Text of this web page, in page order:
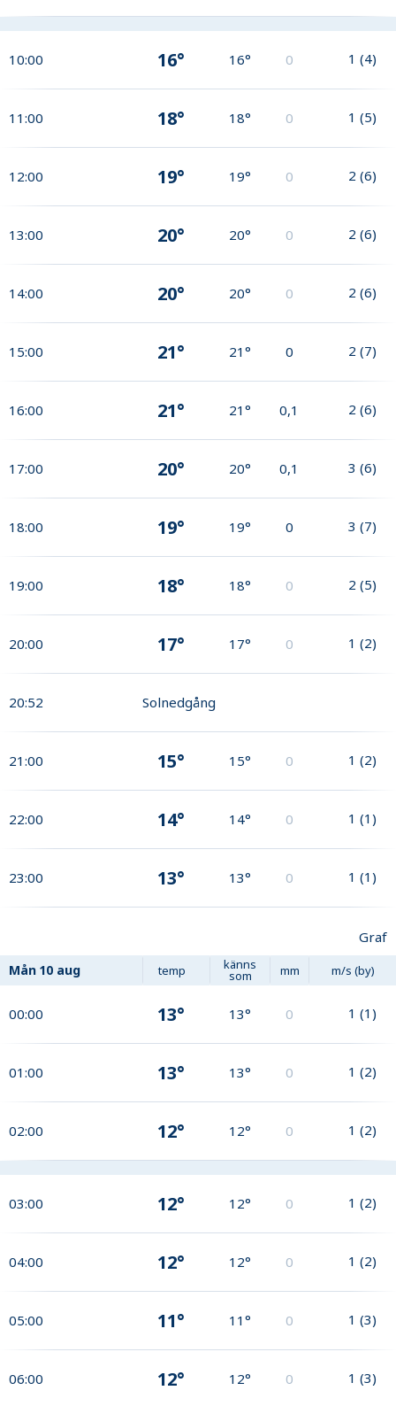
10:00 16° 16° 0 1 (4)
11:00 18° 18° 0 1 (5)
12:00 19° 19° 0 2 (6)
13:00 20° 20° 0 2 (6)
14:00 20° 20° 0 2 (6)
15:00 21° 21° 0 2 (7)
16:00 21° 21° 0,1 2 (6)
17:00 20° 20° 0,1 3 (6)
18:00 19° 19° 0 3 (7)
19:00 18° 18° 0 2 (5)
20:00 17° 17° 0 1 (2)
20:52 Solnedgång
21:00 15° 15° 0 1 (2)
22:00 14° 14° 0 1 (1)
23:00 13° 13° 0 1 (1)
Graf
Mån 10 aug temp känns
som mm m/s (by)
00:00 13° 13° 0 1 (1)
01:00 13° 13° 0 1 (2)
02:00 12° 12° 0 1 (2)
03:00 12° 12° 0 1 (2)
04:00 12° 12° 0 1 (2)
05:00 11° 11° 0 1 (3)
06:00 12° 12° 0 1 (3)